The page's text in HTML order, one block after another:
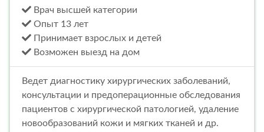
Врач высшей категории
Опыт 13 лет
Принимает взрослых и детей
Возможен выезд на дом
Ведет диагностику хирургических заболеваний,
консультации и предоперационные обследования
пациентов с хирургической патологией, удаление
новообразований кожи и мягких тканей и др.